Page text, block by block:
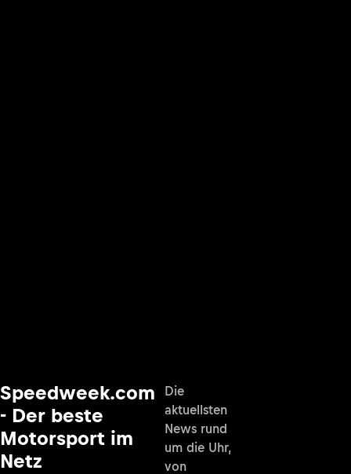
Speedweek.com
- Der beste
Motorsport im
Netz
Die
aktuellsten
News rund
um die Uhr,
von